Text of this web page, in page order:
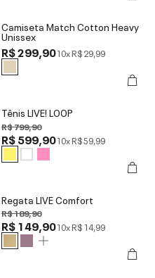
Camiseta Match Cotton Heavy
Unissex
R$ 299,9010xR$ 29,99
Tênis LIVE! LOOP
R$ 799,90
R$ 599,9010xR$ 59,99
Regata LIVE Comfort
R$ 189,90
R$ 149,9010xR$ 14,99